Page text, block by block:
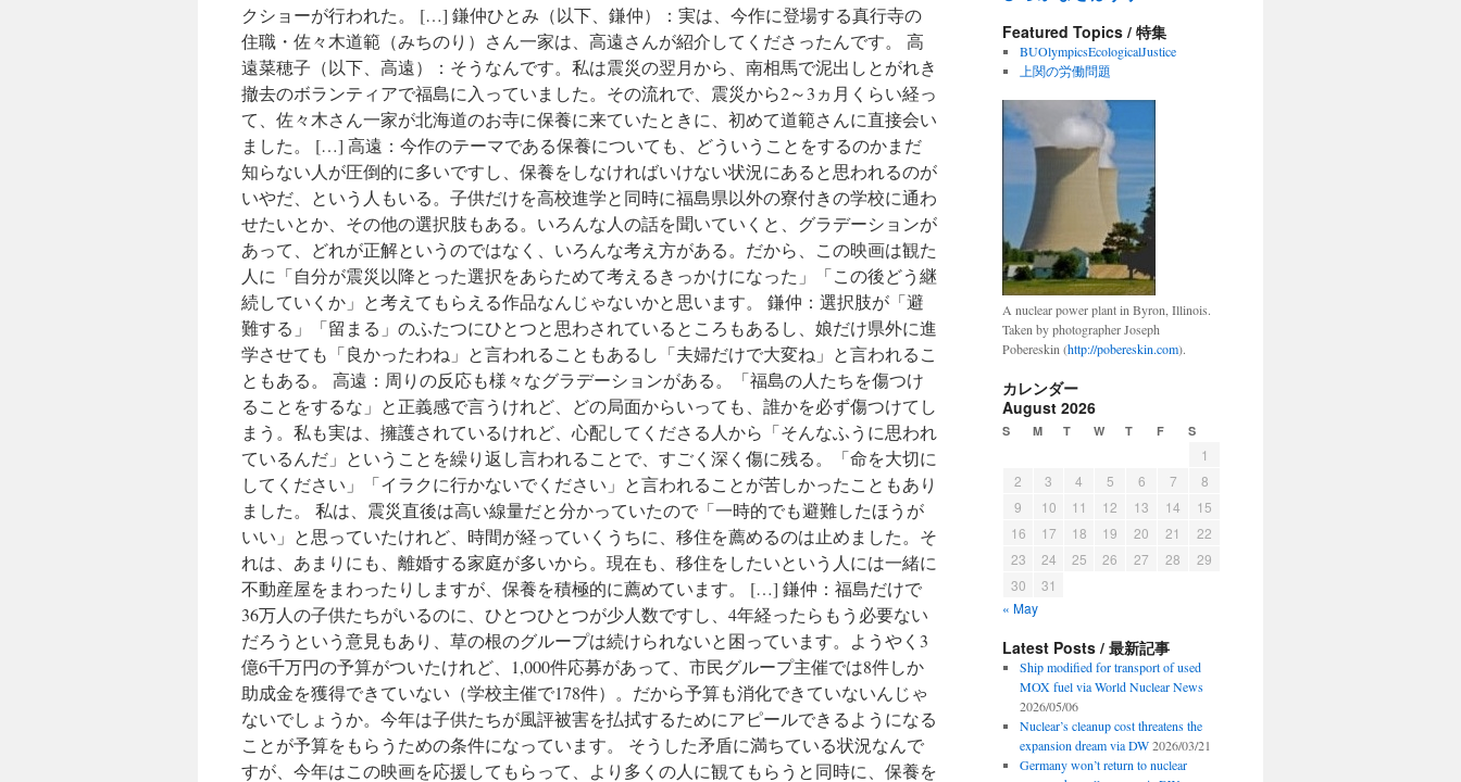
クショーが行われた。 […] 鎌仲ひとみ（以下、鎌仲）：実は、今作に登場する真行寺の
住職・佐々木道範（みちのり）さん一家は、高遠さんが紹介してくださったんです。 高
遠菜穂子（以下、高遠）：そうなんです。私は震災の翌月から、南相馬で泥出しとがれき
撤去のボランティアで福島に入っていました。その流れで、震災から2～3ヵ月くらい経っ
て、佐々木さん一家が北海道のお寺に保養に来ていたときに、初めて道範さんに直接会い
ました。 […] 高遠：今作のテーマである保養についても、どういうことをするのかまだ
知らない人が圧倒的に多いですし、保養をしなければいけない状況にあると思われるのが
いやだ、という人もいる。子供だけを高校進学と同時に福島県以外の寮付きの学校に通わ
せたいとか、その他の選択肢もある。いろんな人の話を聞いていくと、グラデーションが
あって、どれが正解というのではなく、いろんな考え方がある。だから、この映画は観た
人に「自分が震災以降とった選択をあらためて考えるきっかけになった」「この後どう継
続していくか」と考えてもらえる作品なんじゃないかと思います。 鎌仲：選択肢が「避
難する」「留まる」のふたつにひとつと思わされているところもあるし、娘だけ県外に進
学させても「良かったわね」と言われることもあるし「夫婦だけで大変ね」と言われるこ
ともある。 高遠：周りの反応も様々なグラデーションがある。「福島の人たちを傷つけ
ることをするな」と正義感で言うけれど、どの局面からいっても、誰かを必ず傷つけてし
まう。私も実は、擁護されているけれど、心配してくださる人から「そんなふうに思われ
ているんだ」ということを繰り返し言われることで、すごく深く傷に残る。「命を大切に
してください」「イラクに行かないでください」と言われることが苦しかったこともあり
ました。 私は、震災直後は高い線量だと分かっていたので「一時的でも避難したほうが
いい」と思っていたけれど、時間が経っていくうちに、移住を薦めるのは止めました。そ
れは、あまりにも、離婚する家庭が多いから。現在も、移住をしたいという人には一緒に
不動産屋をまわったりしますが、保養を積極的に薦めています。 […] 鎌仲：福島だけで
36万人の子供たちがいるのに、ひとつひとつが少人数ですし、4年経ったらもう必要ない
だろうという意見もあり、草の根のグループは続けられないと困っています。ようやく3
億6千万円の予算がついたけれど、1,000件応募があって、市民グループ主催では8件しか
助成金を獲得できていない（学校主催で178件）。だから予算も消化できていないんじゃ
ないでしょうか。今年は子供たちが風評被害を払拭するためにアピールできるようになる
ことが予算をもらうための条件になっています。 そうした矛盾に満ちている状況なんで
すが、今年はこの映画を応援してもらって、より多くの人に観てもらうと同時に、保養を
Featured Topics / 特集
BUOlympicsEcologicalJustice
上関の労働問題
A nuclear power plant in Byron, Illinois.
Taken by photographer Joseph
Pobereskin (http://pobereskin.com).
カレンダー
August 2026
S M T W T F S
1
2
3 4 5 6 7
8
9
10 11 12 13 14
15
16
17 18 19 20 21
22
23
24 25 26 27 28
29
30
31
« May
Latest Posts / 最新記事
Ship modified for transport of used
MOX fuel via World Nuclear News
2026/05/06
Nuclear’s cleanup cost threatens the
expansion dream via DW 2026/03/21
Germany won’t return to nuclear